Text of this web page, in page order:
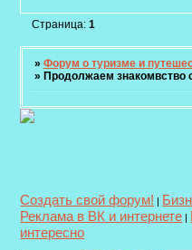
Страница: 1
» Форум о туризме и
» Продолжаем знакомвство
Создать свой форум! |
Реклама в ВК и интернете |
интересно